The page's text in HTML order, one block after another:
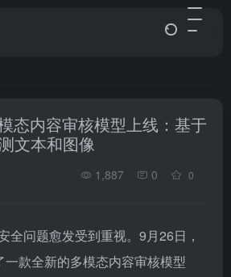
态内容审核模型上线：基于
文本和图像
1,887 0 0
全问题愈发受到重视。9月26日，
一款全新的多模态内容审核模型